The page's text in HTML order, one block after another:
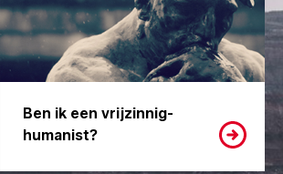
Ben ik een vrijzinnig-
humanist?